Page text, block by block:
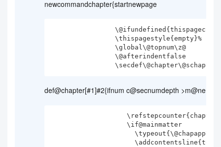
newcommandchapter{startnewpage
                \@ifundefined{thispagecropped}{}{\thispagecropped}
                \thispagestyle{empty}%
                \global\@topnum\z@
                \@afterindentfalse
def@chapter[#1]#2{ifnum c@secnumdepth >m@ne
                   \refstepcounter{chapter}%
                   \if@mainmatter
                     \typeout{\@chapapp\space\thechapter.}%
                     \addcontentsline{toc}{chapter}{\protect